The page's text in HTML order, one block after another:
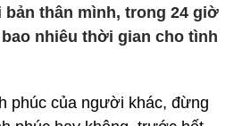
thân mình, trong 24 giờ
nhiêu thời gian cho tình
phúc của người khác, đừng